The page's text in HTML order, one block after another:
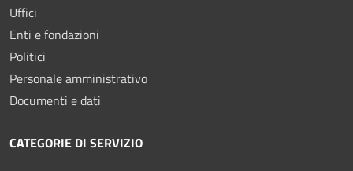
Uffici
Enti e fondazioni
Politici
Personale amministrativo
Documenti e dati
CATEGORIE DI SERVIZIO